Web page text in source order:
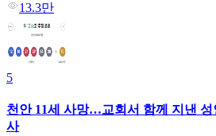
13.3만
5
천안 11세 사망…교회서 함께 지낸
사